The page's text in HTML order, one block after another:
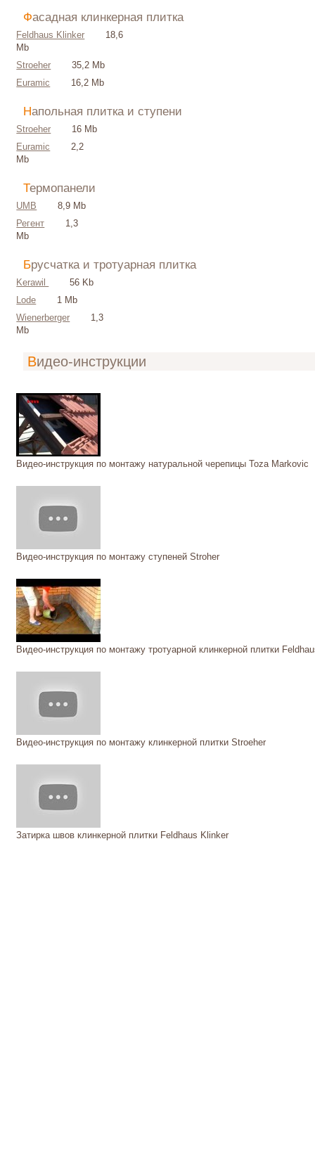
Фасадная клинкерная плитка
Feldhaus Klinker
18,6
Mb
Stroeher
35,2 Mb
Euramic
16,2 Mb
Напольная плитка и ступени
Stroeher
16 Mb
Euramic
2,2
Mb
Термопанели
UMB
8,9 Mb
Регент
1,3
Mb
Брусчатка и тротуарная плитка
Kerawil
56 Kb
Lode
1 Mb
Wienerberger
1,3
Mb
Видео-инструкции
Видео-инструкция по монтажу натуральной черепицы Toza Markovic
Видео-инструкция по монтажу ступеней Stroher
Видео-инструкция по монтажу тротуарной клинкерной плитки
Видео-инструкция по монтажу клинкерной плитки Stroeher
Затирка швов клинкерной плитки Feldhaus Klinker